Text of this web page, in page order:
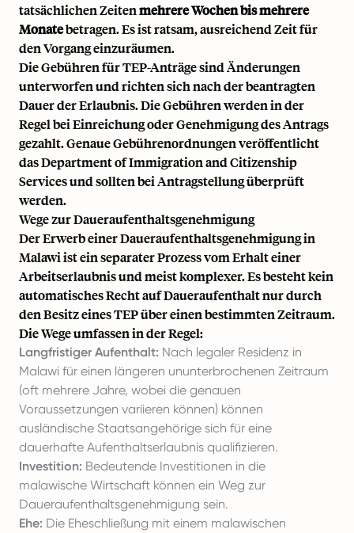
tatsächlichen Zeitenmehrere Wochen bis mehrere
Monatebetragen. Es ist ratsam, ausreichend Zeit für
den Vorgang einzuräumen.
Die Gebühren für TEP-Anträge sind Änderungen
unterworfen und richten sich nach der beantragten
Dauer der Erlaubnis. Die Gebühren werden in der
Regel bei Einreichung oder Genehmigung des Antrags
gezahlt. Genaue Gebührenordnungen veröffentlicht
das Department of Immigration and Citizenship
Services und sollten bei Antragstellung überprüft
werden.
Wege zur Daueraufenthaltsgenehmigung
Der Erwerb einer Daueraufenthaltsgenehmigung in
Malawi ist ein separater Prozess vom Erhalt einer
Arbeitserlaubnis und meist komplexer. Es besteht kein
automatisches Recht auf Daueraufenthalt nur durch
den Besitz eines TEP über einen bestimmten Zeitraum.
Die Wege umfassen in der Regel:
Langfristiger Aufenthalt: Nach legaler Residenz in
Malawi für einen längeren ununterbrochenen Zeitraum
(oft mehrere Jahre, wobei die genauen
Voraussetzungen variieren können) können
ausländische Staatsangehörige sich für eine
dauerhafte Aufenthaltserlaubnis qualifizieren.
Investition: Bedeutende Investitionen in die
malawische Wirtschaft können ein Weg zur
Daueraufenthaltsgenehmigung sein.
Ehe: Die Eheschließung mit einem malawischen